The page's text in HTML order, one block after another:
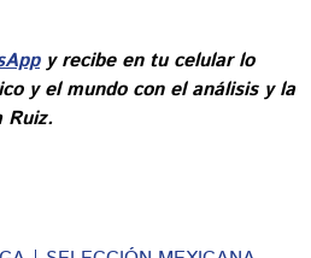
y recibe en tu celular lo
y el mundo con el análisis y la
Ruiz.